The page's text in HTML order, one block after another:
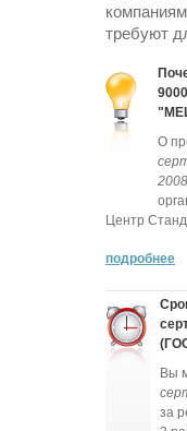
требуют
О
2008
Центр
подробнее
Вы
за